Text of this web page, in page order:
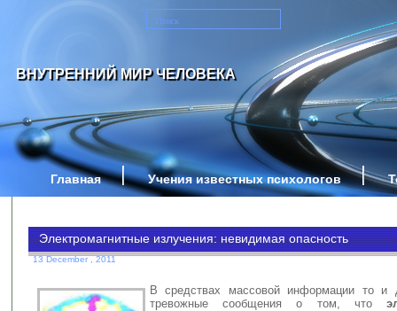
ВНУТРЕННИЙ МИР ЧЕЛОВЕКА
Главная Учения известных психологов
Электромагнитные излучения: невидимая опасность
13 December , 2011
В средствах массовой информации то и
тревожные сообщения о том, что